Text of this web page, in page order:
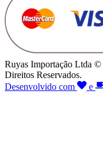
Ruyas Importação Ltda
Direitos Reservados.
Desenvolvido com
e